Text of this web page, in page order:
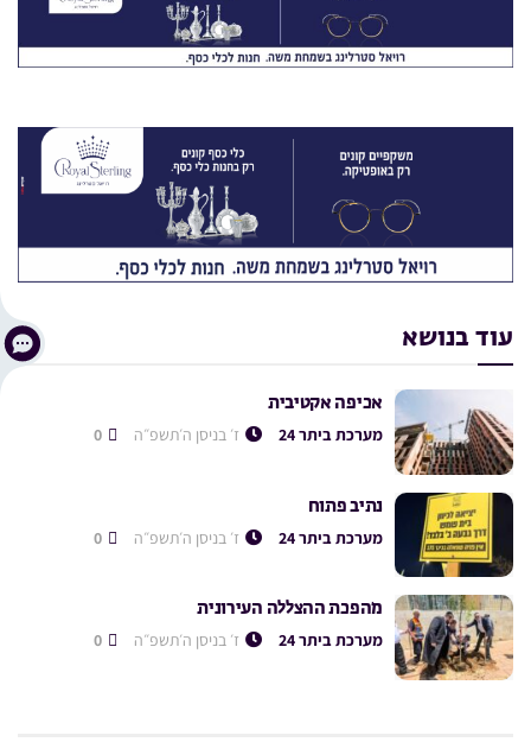
עוד בנושא
אכיפה אקטיבית
מערכת ביתר 24 ז׳ בניסן ה׳תשפ״ה
נתיב פתוח
מערכת ביתר 24 ז׳ בניסן ה׳תשפ״ה
מהפכת ההצללה העירונית
מערכת ביתר 24 ז׳ בניסן ה׳תשפ״ה